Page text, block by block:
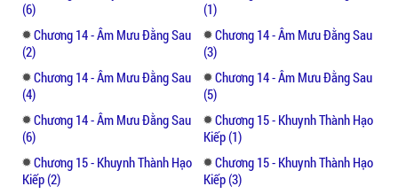
(6)
(1)
Chương 14 - Âm Mưu Đằng Sau
(2)
Chương 14 - Âm Mưu Đằng Sau
(3)
Chương 14 - Âm Mưu Đằng Sau
(4)
Chương 14 - Âm Mưu Đằng Sau
(5)
Chương 14 - Âm Mưu Đằng Sau
(6)
Chương 15 - Khuynh Thành Hạo
Kiếp (1)
Chương 15 - Khuynh Thành Hạo
Kiếp (2)
Chương 15 - Khuynh Thành Hạo
Kiếp (3)